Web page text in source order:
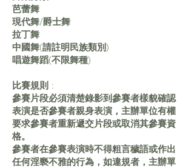
芭蕾舞
現代舞/爵士舞
拉丁舞
中國舞(請註明民族類別)
唱遊舞蹈(不限舞種)
比賽規則 :
參賽片段必須清楚錄影到參賽者樣貌確認
表演是否參賽者親身表演，主辦單位有權
要求參賽者重新遞交片段或取消其參賽資
格。
參賽者在參賽表演時不得粗言穢語或作出
任何淫褻不雅的行為，如違規者，主辦單